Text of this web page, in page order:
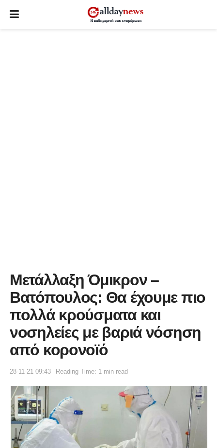
Μετάλλαξη Όμικρον –
Βατόπουλος: Θα έχουμε πιο
πολλά κρούσματα και
νοσηλείες με βαριά νόσηση
από κορονοϊό
28-11-21 09:43 Reading Time: 1 min read